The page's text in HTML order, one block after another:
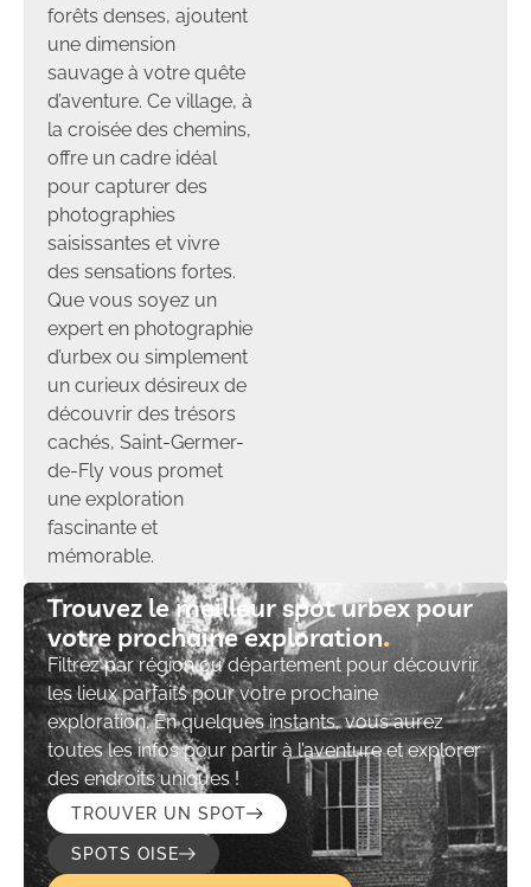
forêts denses, ajoutent
une dimension
sauvage à votre quête
d’aventure. Ce village, à
la croisée des chemins,
offre un cadre idéal
pour capturer des
photographies
saisissantes et vivre
des sensations fortes.
Que vous soyez un
expert en photographie
d’urbex ou simplement
un curieux désireux de
découvrir des trésors
cachés, Saint-Germer-
de-Fly vous promet
une exploration
fascinante et
mémorable.
Trouvez le meilleur spot urbex pour
votre prochaine exploration​
Filtrez par région ou département pour découvrir
les lieux parfaits pour votre prochaine
exploration. En quelques instants, vous aurez
toutes les infos pour partir à l’aventure et explorer
des endroits uniques !
TROUVER UN SPOT
SPOTS OISE